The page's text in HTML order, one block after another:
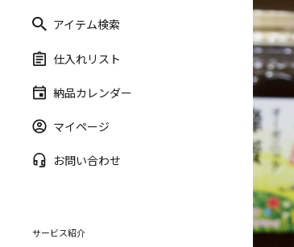
アイテム検索
仕入れリスト
納品カレンダー
マイページ
お問い合わせ
サービス紹介